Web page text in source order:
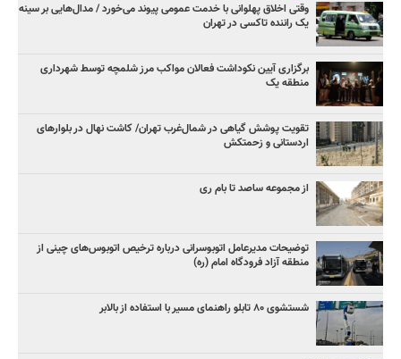
وقتی اخلاق پهلوانی با خدمت عمومی پیوند می‌خورد / مدال‌هایی بر سینه
یک راننده تاکسی در تهران
برگزاری آیین نکوداشت فعالان مواکب مرز شلمچه توسط شهرداری
منطقه یک
تقویت پوشش گیاهی در شمال‌غرب تهران/ کاشت نهال در بلوارهای
اردستانی و زحمتکش
از مجموعه ساصد تا بام ری
توضیحات مدیرعامل اتوبوسرانی درباره ترخیص اتوبوس‌های چینی از
منطقه آزاد فرودگاه امام (ره)
شستشوی ۸۰ تابلو راهنمای مسیر با استفاده از بالابر